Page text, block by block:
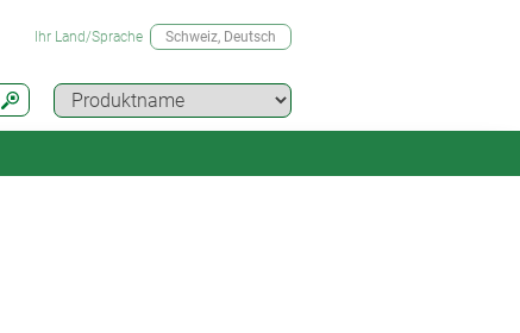
Ihr Land/Sprache Schweiz, Deutsch